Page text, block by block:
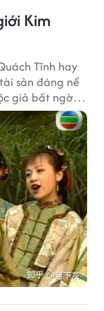
Kim
Tĩnh hay
sản đáng nể
giả bất ngờ
không